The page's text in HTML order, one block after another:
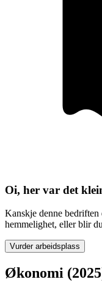
Oi, her var det
Kanskje denne
hemmelighet, eller blir
Vurder arbeidsplass
Økonomi